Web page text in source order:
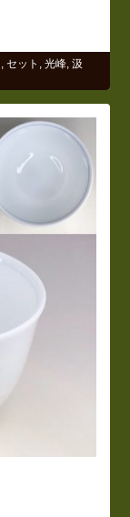
,セット ,光峰 ,汲